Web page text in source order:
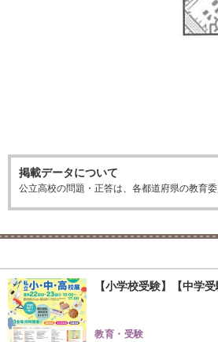
掲載データについて
公立高校の問題・正答は、各都道府県の教育
【小学校受験】【中学
教育・受験